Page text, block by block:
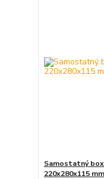
Samostatný
220x280x115 mm